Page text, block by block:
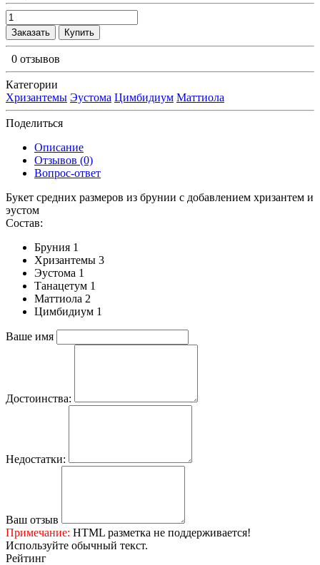
Заказать Купить
0 отзывов
Категории
Хризантемы Эустома Цимбидиум Маттиола
Поделиться
Описание
Отзывов (0)
Вопрос-ответ
Букет средних размеров из брунии c добавлением хризантем и
эустом
Состав:
Бруния 1
Хризантемы 3
Эустома 1
Танацетум 1
Маттиола 2
Цимбидиум 1
Ваше имя
Достоинства:
Недостатки:
Ваш отзыв
Примечание: HTML разметка не поддерживается!
Используйте обычный текст.
Рейтинг